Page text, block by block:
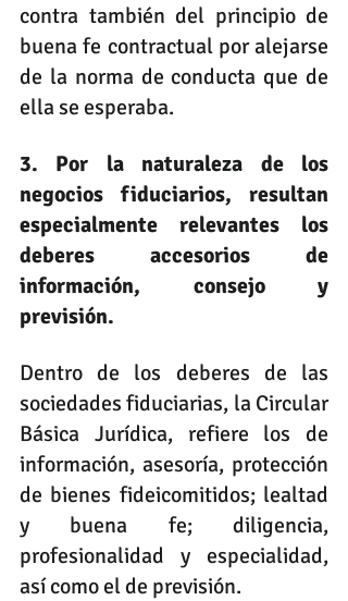
contra también del principio de
buena fe contractual por alejarse
de la norma de conducta que de
ella se esperaba.
3. Por la naturaleza de los
negocios fiduciarios, resultan
especialmente relevantes los
deberes accesorios de
información, consejo y
previsión.
Dentro de los deberes de las
sociedades fiduciarias, la Circular
Básica Jurídica, refiere los de
información, asesoría, protección
de bienes fideicomitidos; lealtad
y buena fe; diligencia,
profesionalidad y especialidad,
así como el de previsión.